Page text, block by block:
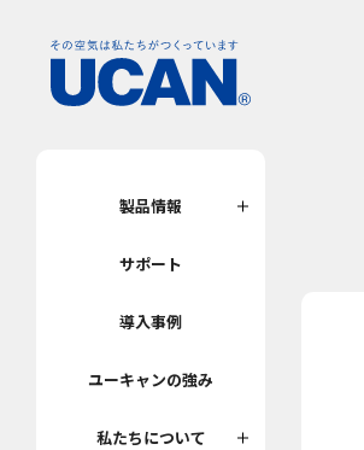
製品情報
サポート
導入事例
ユーキャンの強み
私たちについて